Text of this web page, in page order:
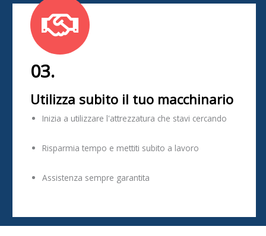
03.
Utilizza subito il tuo macchinario
Inizia a utilizzare l'attrezzatura che stavi cercando
Risparmia tempo e mettiti subito a lavoro
Assistenza sempre garantita